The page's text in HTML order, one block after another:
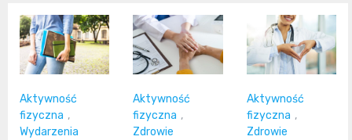
Aktywność
fizyczna ,
Wydarzenia
Aktywność
fizyczna ,
Zdrowie
Aktywność
fizyczna ,
Zdrowie